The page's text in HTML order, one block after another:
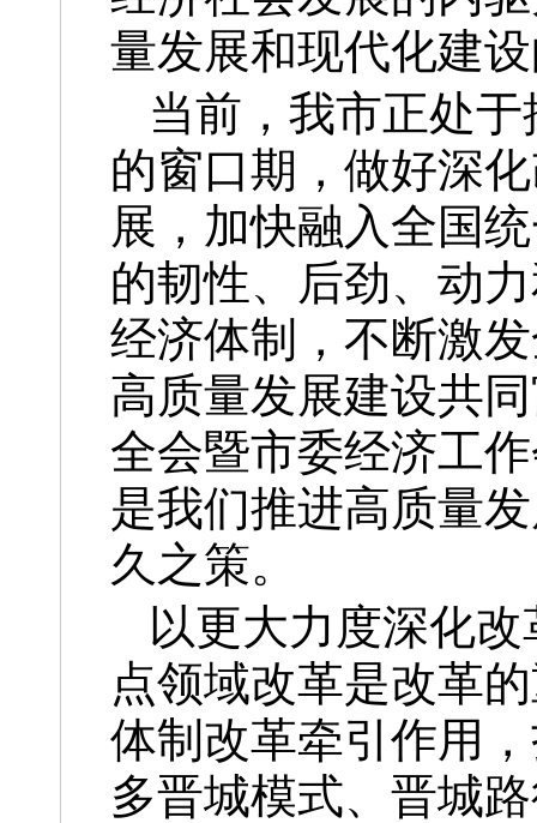
量发展和现代化建
当前，我市正处
的窗口期，做好深
展，加快融入全国
的韧性、后劲、动
经济体制，不断激
高质量发展建设共
全会暨市委经济工
是我们推进高质量
久之策。
以更大力度深化
点领域改革是改革
体制改革牵引作用
多晋城模式、晋城